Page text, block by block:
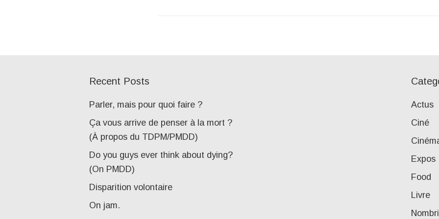
Recent Posts
Parler, mais pour quoi faire ?
Ça vous arrive de penser à la mort ?
(À propos du TDPM/PMDD)
Do you guys ever think about dying?
(On PMDD)
Disparition volontaire
On jam.
Actus
Ciné
Expos
Food
Livre